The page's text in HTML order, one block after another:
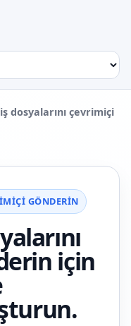
dosyalarını çevrimiçi
GÖNDERIN
için